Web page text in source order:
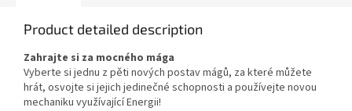
Product detailed description
Zahrajte si za mocného mága
Vyberte si jednu z pěti nových postav mágů, za které můžete
hrát, osvojte si jejich jedinečné schopnosti a používejte novou
mechaniku využívající Energii!